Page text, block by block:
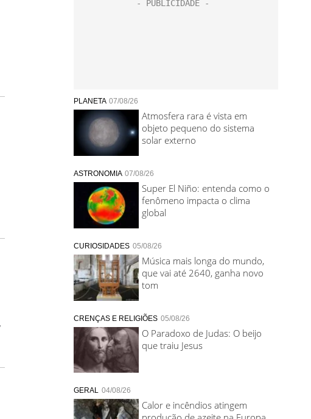
PLANETA 07/08/26
Atmosfera rara é vista em
objeto pequeno do sistema
solar externo
ASTRONOMIA 07/08/26
Super El Niño: entenda como o
fenômeno impacta o clima
global
CURIOSIDADES 05/08/26
Música mais longa do mundo,
que vai até 2640, ganha novo
tom
CRENÇAS E RELIGIÕES 05/08/26
O Paradoxo de Judas: O beijo
que traiu Jesus
GERAL 04/08/26
Calor e incêndios atingem